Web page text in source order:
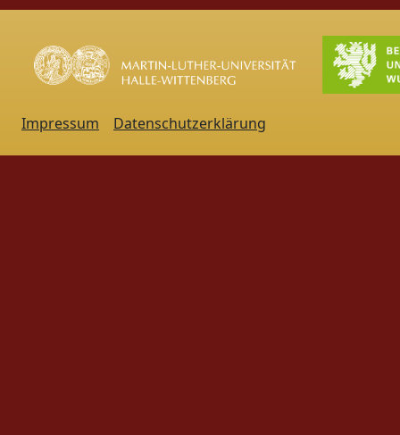
Impressum Datenschutzerklärung